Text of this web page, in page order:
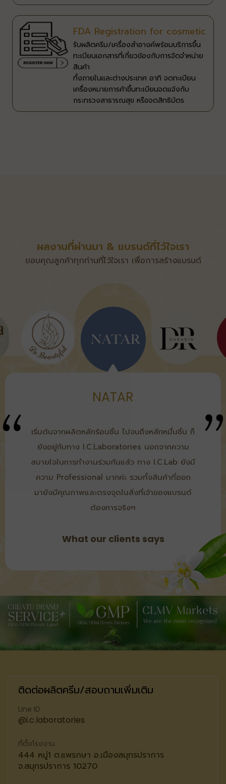
FDA Registration for cosmetic
รับผลิตครีม/เครื่องสำอางค์พร้อมบริการขึ้น
ทะเบียนเอกสารที่เกี่ยวข้องกับการจัดจำหน่าย
สินค้า​
ทั้งภายในและต่างประเทศ อาทิ จดทะเบียน
เครื่องหมายการค้า​ ขึ้นทะเบียนจดแจ้งกับ
กระทรวงสาธารณสุข หรือจดสิทธิบัตร​
ผลงานที่ผ่านมา & แบรนด์ที่ไว้ใจเรา
ขอบคุณลูกค้าทุกท่านที่ไว้ใจเรา เพื่อการสร้างแบรนด์
NATAR
เริ่มต้นจากผลิตหลักร้อนชิ้น ไปจนถึงหลักหมื่นชิ้น ก็
ยังอยู่กับทาง I.C.Laboratories นอกจากความ
สบายใจในการทำงานร่วมกันแล้ว ทาง I.C.Lab ยังมี
ความ Professional มากค่ะ รวมทั้งสินค้าที่ออก
มายังมีคุณภาพและตรงจุดในสิ่งที่เจ้าของแบรนด์
ต้องการจริงๆ​​
What our clients says
ติดต่อผลิตครีม/สอบถามเพิ่มเติม
Line ID
@i.c.laboratories
ที่ตั้งโรงงาน
444 หมู่1 ต.แพรกษา อ.เมืองสมุทรปราการ
จ.สมุทรปราการ 10270